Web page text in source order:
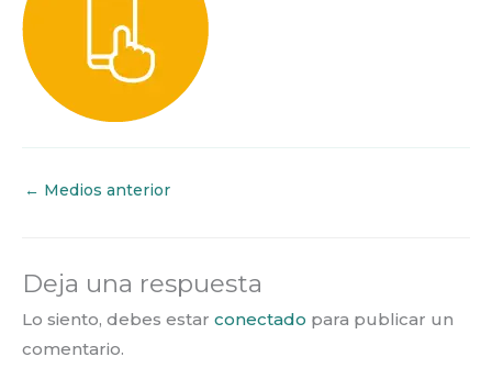
← Medios anterior
Deja una respuesta
Lo siento, debes estar conectado para publicar un
comentario.